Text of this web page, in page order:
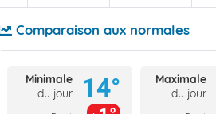
Comparaison aux normales
Minimale
du jour
14°
Maximale
du jour